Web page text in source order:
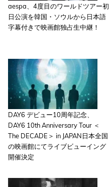
aespa、4度目のワールドツアー初
日公演を韓国・ソウルから日本語
字幕付きで映画館独占生中継！
DAY6 デビュー10周年記念、
DAY6 10th Anniversary Tour ＜
The DECADE＞ in JAPAN日本全国
の映画館にてライブビューイング
開催決定